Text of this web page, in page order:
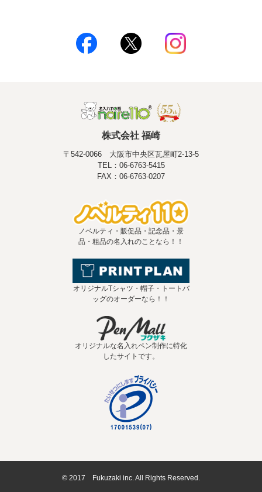
株式会社 福崎
〒542-0066 大阪市中央区瓦屋町2-13-5
TEL：06-6763-5415
FAX：06-6763-0207
ノベルティ・販促品・記念品・景
品・粗品の名入れのことなら！！
オリジナルTシャツ・帽子・トートバ
ッグのオーダーなら！！
オリジナルな名入れペン制作に特化
したサイトです。
© 2017 Fukuzaki inc. All Rights Reserved.